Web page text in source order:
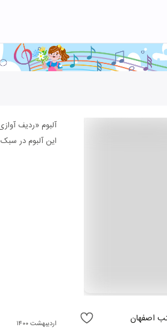
اصفهان
آلبوم «ردیف
این آلبوم در سبک کلاسیک
اردیبهشت ۱۴۰۰